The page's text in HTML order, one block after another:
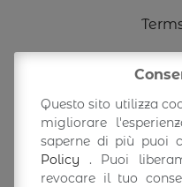
Questo sito utilizza
migliorare
saperne di più puoi
Policy . Puoi
revocare il tuo